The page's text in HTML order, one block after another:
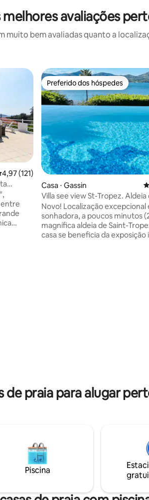
avaliações
muito bem avaliadas quanto a
hóspedes
de uma avaliação média de 5, 121
4,97 (121)
entre
Preferido dos hóspedes
Preferido dos hóspedes
Casa ⋅ Gassin
Villa see view St-Tropez. Aldeia
perto
Novo! Localização excepcional
sonhadora, a poucos minutos
magnífica aldeia de Saint-
casa se beneficia da exposição
praia para alugar
Piscina